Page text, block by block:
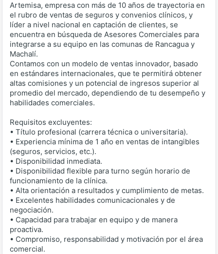
Artemisa, empresa con más de 10 años de trayectoria en
el rubro de ventas de seguros y convenios clínicos, y
líder a nivel nacional en captación de clientes, se
encuentra en búsqueda de Asesores Comerciales para
integrarse a su equipo en las comunas de Rancagua y
Machalí.
Contamos con un modelo de ventas innovador, basado
en estándares internacionales, que te permitirá obtener
altas comisiones y un potencial de ingresos superior al
promedio del mercado, dependiendo de tu desempeño y
habilidades comerciales.
Requisitos excluyentes:
• Título profesional (carrera técnica o universitaria).
• Experiencia mínima de 1 año en ventas de intangibles
(seguros, servicios, etc.).
• Disponibilidad inmediata.
• Disponibilidad flexible para turno según horario de
funcionamiento de la clínica.
• Alta orientación a resultados y cumplimiento de metas.
• Excelentes habilidades comunicacionales y de
negociación.
• Capacidad para trabajar en equipo y de manera
proactiva.
• Compromiso, responsabilidad y motivación por el área
comercial.